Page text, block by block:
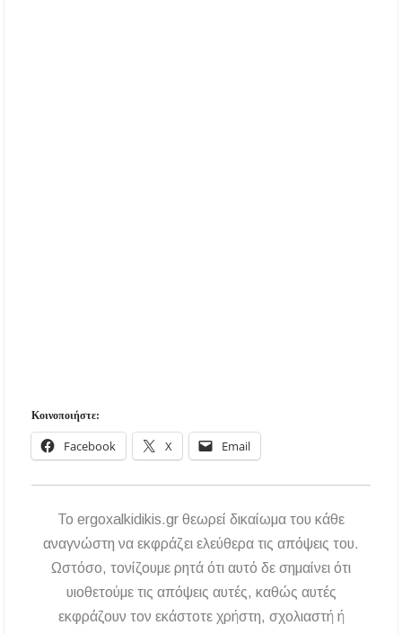
Κοινοποιήστε:
Facebook X Email
To ergoxalkidikis.gr θεωρεί δικαίωμα του κάθε
αναγνώστη να εκφράζει ελεύθερα τις απόψεις του.
Ωστόσο, τονίζουμε ρητά ότι αυτό δε σημαίνει ότι
υιοθετούμε τις απόψεις αυτές, καθώς αυτές
εκφράζουν τον εκάστοτε χρήστη, σχολιαστή ή